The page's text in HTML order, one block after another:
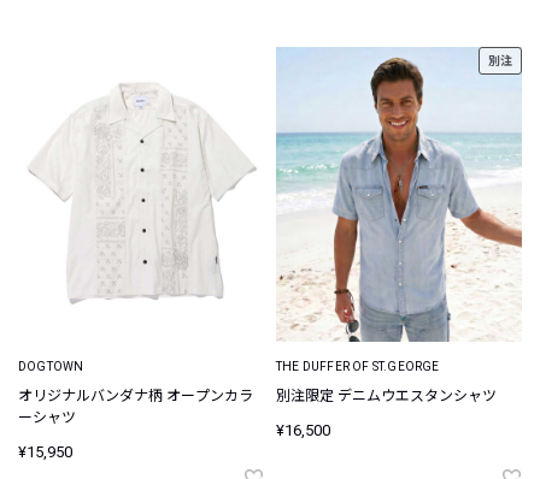
DOGTOWN
オリジナルバンダナ柄 オープンカラ
ーシャツ
¥15,950
別注
THE DUFFER OF ST.GEORGE
別注限定 デニムウエスタンシャツ
¥16,500